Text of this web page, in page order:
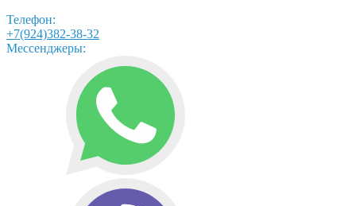
Телефон:
+7(924)382-38-32
Мессенджеры: